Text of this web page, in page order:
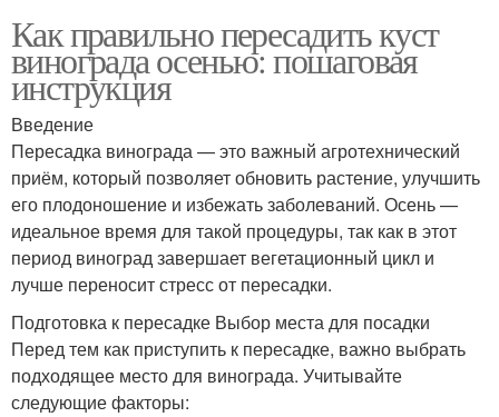
Как правильно пересадить куст
винограда осенью: пошаговая
инструкция
Введение
Пересадка винограда — это важный агротехнический
приём, который позволяет обновить растение, улучшить
его плодоношение и избежать заболеваний. Осень —
идеальное время для такой процедуры, так как в этот
период виноград завершает вегетационный цикл и
лучше переносит стресс от пересадки.
Подготовка к пересадке Выбор места для посадки
Перед тем как приступить к пересадке, важно выбрать
подходящее место для винограда. Учитывайте
следующие факторы: